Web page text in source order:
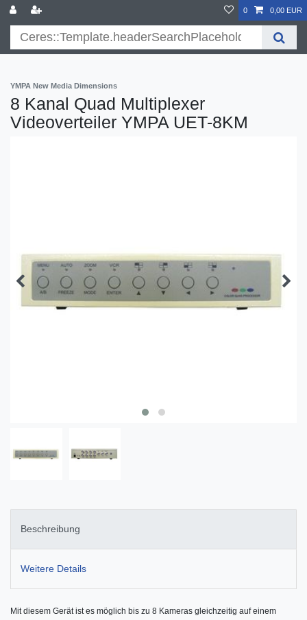
0 0,00 EUR
YMPA New Media Dimensions
8 Kanal Quad Multiplexer
Videoverteiler YMPA UET-8KM
Beschreibung
Weitere Details
Mit diesem Gerät ist es möglich bis zu 8 Kameras gleichzeitig auf einem